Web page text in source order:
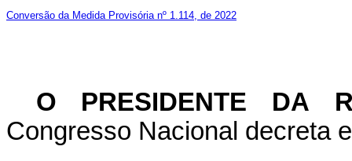
Conversão da Medida Provisória nº 1.114, de 2022
O PRESIDENTE DA
Congresso Nacional decreta